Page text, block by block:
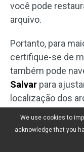
você pode
arquivo.
Portanto, para
certifique-se de
também pode
Salvar para
localização dos
We use cookies to
acknowledge that you